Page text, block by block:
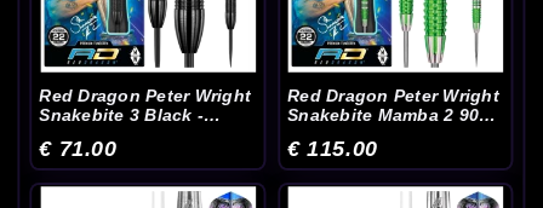
Red Dragon Peter Wright
Snakebite 3 Black -
€ 71.00
Red Dragon Peter Wright
Snakebite Mamba 2 90%
€ 115.00